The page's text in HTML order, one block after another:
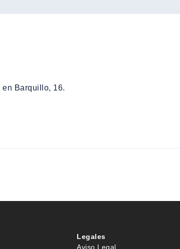
Barquillo, 16.
Legales
Aviso Legal